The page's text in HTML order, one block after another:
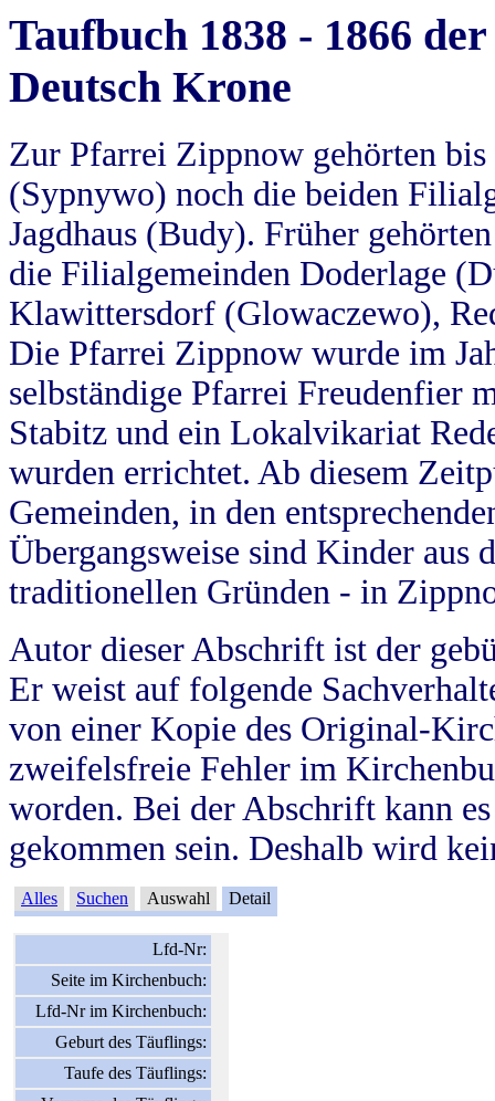
Taufbuch 1838 - 1866
Deutsch Krone
Zur Pfarrei Zippnow gehörten
(Sypnywo) noch die beiden
Jagdhaus (Budy). Früher
die Filialgemeinden Doderlage
Klawittersdorf (Glowaczewo),
Die Pfarrei Zippnow wurde im
selbständige Pfarrei Freudenfier
Stabitz und ein Lokalvikariat
wurden errichtet. Ab diesem
Gemeinden, in den
Übergangsweise sind Kinder aus
traditionellen Gründen - in
Autor dieser Abschrift ist der
Er weist auf folgende
von einer Kopie des Original-
zweifelsfreie Fehler im
worden. Bei der Abschrift kann
gekommen sein. Deshalb wird
Alles Suchen Auswahl Detail
Lfd-Nr:
Seite im Kirchenbuch:
Lfd-Nr im Kirchenbuch:
Geburt des Täuflings:
Taufe des Täuflings: